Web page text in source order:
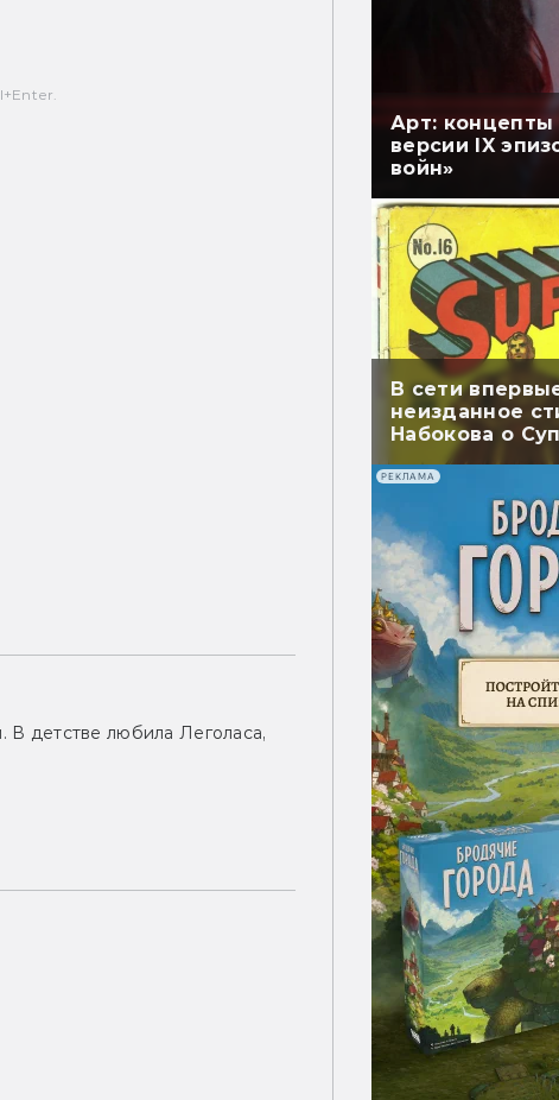
В детстве любила Леголаса,
Арт: концепты
версии IX
войн»
В сети
неизданное
Набокова о
перевели
РЕКЛАМА